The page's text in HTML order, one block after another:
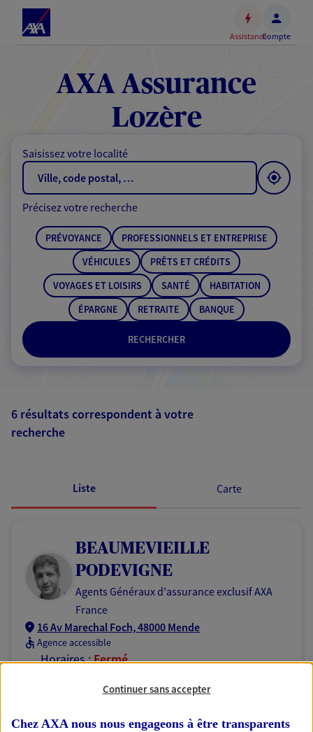
Accéder
contenu
principal
Accéder
au
de
AssistanceCompte
AXA Assurance
Lozère
Saisissez votre localité
RECHERCHER
Précisez votre recherche
PRÉVOYANCE
PROFESSIONNELS ET ENTREPRISE
VÉHICULES
PRÊTS ET CRÉDITS
VOYAGES ET LOISIRS
SANTÉ
HABITATION
ÉPARGNE
RETRAITE BANQUE
6 résultats correspondent à votre
recherche
Liste Carte
BEAUMEVIEILLE
PODEVIGNE
Agents Généraux d'assurance exclusif AXA
France
16 Av Marechal Foch, 48000 Mende
Agence accessible
Horaires :Fermé
04 66 65 01 71
Continuer sans accepter
Chez AXA nous nous engageons à être transparents